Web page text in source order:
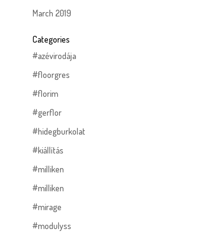
March 2019
Categories
#azévirodája
#floorgres
#florim
#gerflor
#hidegburkolat
#kiállítás
#milliken
#milliken
#mirage
#modulyss